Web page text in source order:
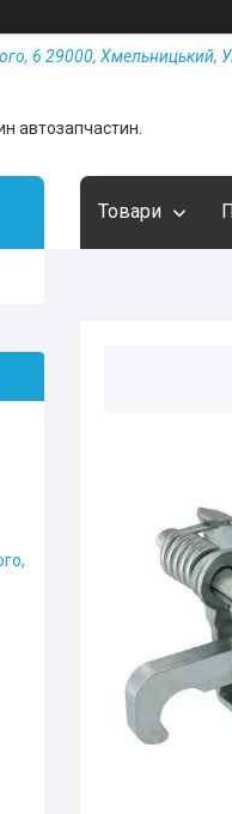
6 29000, Хмельницький,
автозапчастин.
Товари